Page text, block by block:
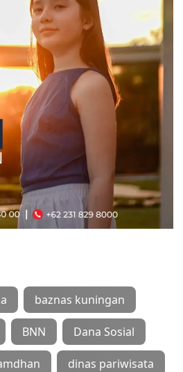
baznas kuningan
BNN Dana Sosial
dinas pariwisata